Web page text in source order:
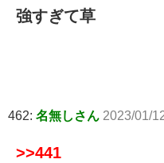
強すぎて草
462: 名無しさん 2023/01/
>>441